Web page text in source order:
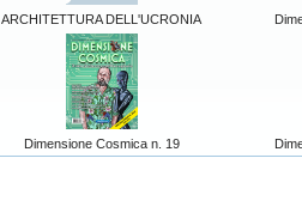
ARCHITETTURA DELL'UCRONIA
Dimensione Cosmica n. 19